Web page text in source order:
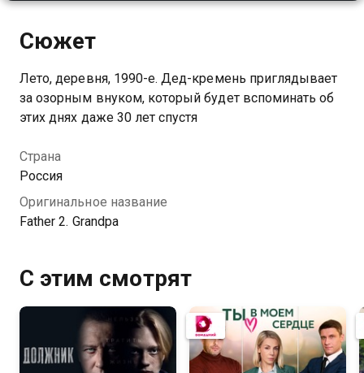
Сюжет
Лето, деревня, 1990-е. Дед-кремень приглядывает
за озорным внуком, который будет вспоминать об
этих днях даже 30 лет спустя
Страна
Россия
Оригинальное название
Father 2. Grandpa
С этим смотрят